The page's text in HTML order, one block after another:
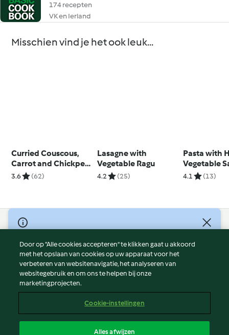
174 recepten
VK en Ierland
Misschien vind je het ook leuk...
Curried Couscous,
Carrot and Chickpea
Salad
3.6 (62)
Lasagne with
Vegetable Ragu
4.2 (25)
Pasta with
Vegetable
4.1 (13)
© Copyright 2026
Gebruiksvoorwaarden
Privacybeleid
Disclaimer
Colofon
Verslag Inhoud
Door op “Alle cookies accepteren” te klikken gaat u akkoord
met het opslaan van cookies op uw apparaat voor het
verbeteren van websitenavigatie, het analyseren van
websitegebruik en om ons te helpen bij onze
marketingprojecten.
Cookie-instellingen
Alles afwijzen